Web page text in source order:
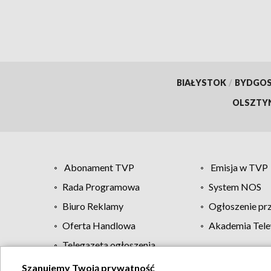
BIAŁYSTOK /
Abonament TVP
Emisja w TVP
Rada Programowa
System NOS
Biuro Reklamy
Ogłoszenie
Oferta Handlowa
Akademia
Telegazeta ogłoszenia
Szanujemy Twoją prywatność